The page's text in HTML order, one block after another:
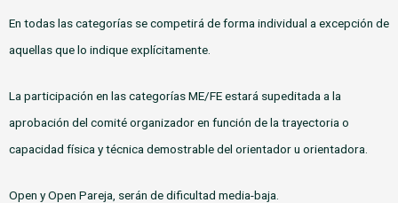
En todas las categorías se competirá de forma individual a excepción de
aquellas que lo indique explícitamente.
La participación en las categorías ME/FE estará supeditada a la
aprobación del comité organizador en función de la trayectoria o
capacidad física y técnica demostrable del orientador u orientadora.
Open y Open Pareja, serán de dificultad media-baja.